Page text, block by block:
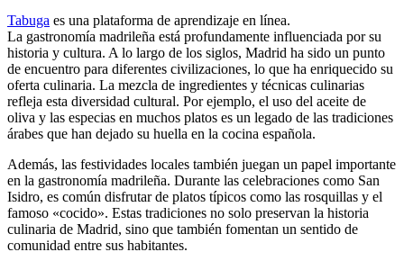
Tabuga es una plataforma de aprendizaje en línea.
La gastronomía madrileña está profundamente influenciada por su
historia y cultura. A lo largo de los siglos, Madrid ha sido un punto
de encuentro para diferentes civilizaciones, lo que ha enriquecido su
oferta culinaria. La mezcla de ingredientes y técnicas culinarias
refleja esta diversidad cultural. Por ejemplo, el uso del aceite de
oliva y las especias en muchos platos es un legado de las tradiciones
árabes que han dejado su huella en la cocina española.
Además, las festividades locales también juegan un papel importante
en la gastronomía madrileña. Durante las celebraciones como San
Isidro, es común disfrutar de platos típicos como las rosquillas y el
famoso «cocido». Estas tradiciones no solo preservan la historia
culinaria de Madrid, sino que también fomentan un sentido de
comunidad entre sus habitantes.